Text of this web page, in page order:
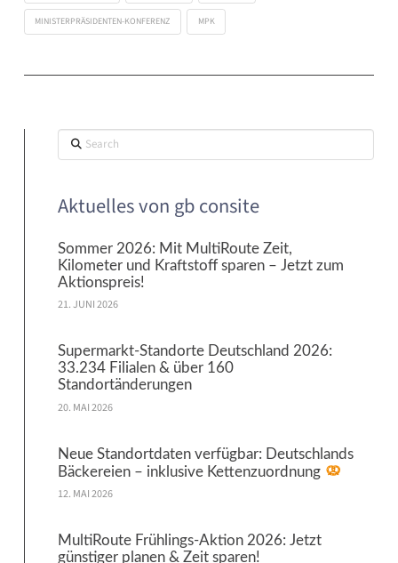
MINISTERPRÄSIDENTEN-KONFERENZ MPK
Search
Aktuelles von gb consite
Sommer 2026: Mit MultiRoute Zeit,
Kilometer und Kraftstoff sparen – Jetzt zum
Aktionspreis!
21. JUNI 2026
Supermarkt-Standorte Deutschland 2026:
33.234 Filialen & über 160
Standortänderungen
20. MAI 2026
Neue Standortdaten verfügbar: Deutschlands
Bäckereien – inklusive Kettenzuordnung
12. MAI 2026
MultiRoute Frühlings-Aktion 2026: Jetzt
günstiger planen & Zeit sparen!